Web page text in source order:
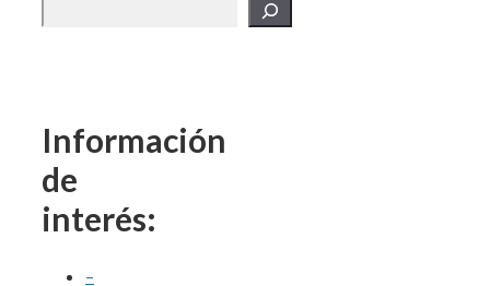
Información
de
interés:
–